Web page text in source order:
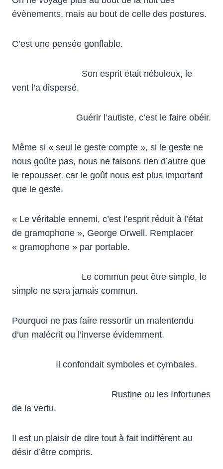
évènements, mais au bout de celle des postures.
C’est une pensée gonflable.
Son esprit était nébuleux, le
vent l’a dispersé.
Guérir l’autiste, c’est le faire obéir.
Même si « seul le geste compte », si le geste ne
nous goûte pas, nous ne faisons rien d’autre que
le repousser, car le goût nous est plus important
que le geste.
« Le véritable ennemi, c’est l’esprit réduit à l’état
de gramophone », George Orwell. Remplacer
« gramophone » par portable.
Le commun peut être simple, le
simple ne sera jamais commun.
Pourquoi ne pas faire ressortir un malentendu
d’un malécrit ou l’inverse évidemment.
Il confondait symboles et cymbales.
Rustine ou les Infortunes
de la vertu.
Il est un plaisir de dire tout à fait indifférent au
désir d’être compris.